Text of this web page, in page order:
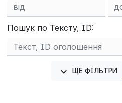
Пошук по Тексту, ID:
ЩЕ ФІЛЬТРИ